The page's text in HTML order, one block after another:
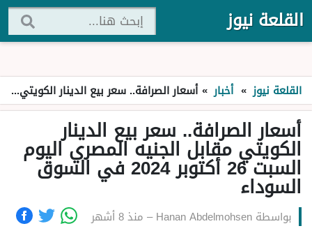
القلعة نيوز
القلعة نيوز » أخبار » أسعار الصرافة.. سعر بيع الدينار الكويتي مقابل الجنيه المصري اليوم السبت 26 أكتوبر 2024 في السوق السوداء
أسعار الصرافة.. سعر بيع الدينار
الكويتي مقابل الجنيه المصري اليوم
السبت 26 أكتوبر 2024 في السوق
السوداء
بواسطة Hanan Abdelmohsen
– منذ 8 أشهر